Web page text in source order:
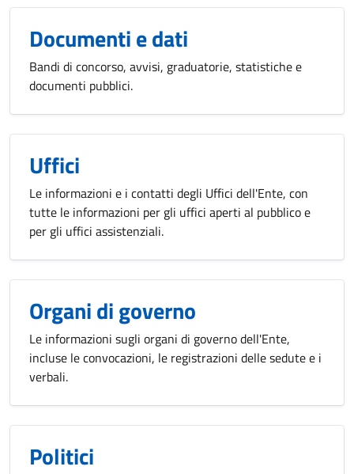
Documenti e dati
Bandi di concorso, avvisi, graduatorie, statistiche e
documenti pubblici.
Uffici
Le informazioni e i contatti degli Uffici dell'Ente, con
tutte le informazioni per gli uffici aperti al pubblico e
per gli uffici assistenziali.
Organi di governo
Le informazioni sugli organi di governo dell'Ente,
incluse le convocazioni, le registrazioni delle sedute e i
verbali.
Politici